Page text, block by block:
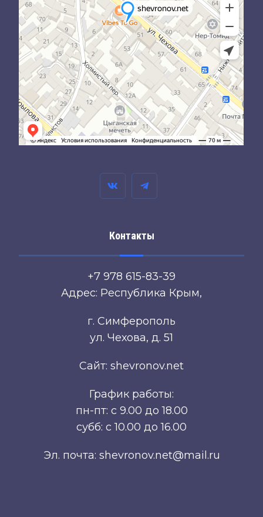
Контакты
+7 978 615-83-39
Адрес: Республика Крым,
г. Симферополь
ул. Чехова, д. 51
Сайт: shevronov.net
График работы:
пн-пт: с 9.00 до 18.00
субб: с 10.00 до 16.00
Эл. почта: shevronov.net@mail.ru